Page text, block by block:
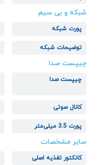
شبکه و بی سیم
پورت شبکه
توضیحات شبکه
چیپست صدا
چیپست صدا
کانال صوتی
پورت 3.5 میلی‌متر
سایر مشخصات
کانکتور تغذیه اصلی